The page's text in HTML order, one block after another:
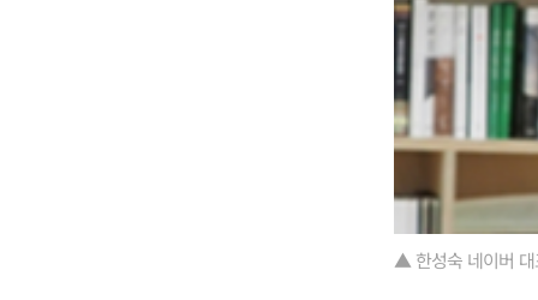
▲ 한성숙 네이버 대